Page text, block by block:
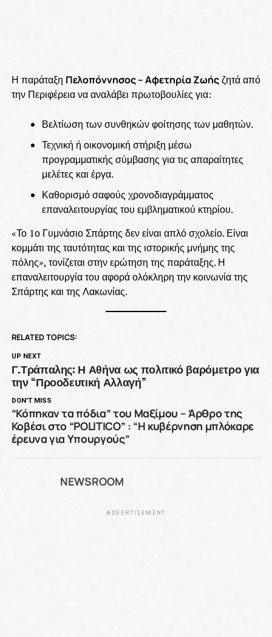
Η παράταξη Πελοπόννησος – Αφετηρία Ζωήςζητά από
την Περιφέρεια να αναλάβει πρωτοβουλίες για:
Βελτίωση των συνθηκών φοίτησης των μαθητών.
Τεχνική ή οικονομική στήριξη μέσω
προγραμματικής σύμβασης για τις απαραίτητες
μελέτες και έργα.
Καθορισμό σαφούς χρονοδιαγράμματος
επαναλειτουργίας του εμβληματικού κτηρίου.
«Το 1ο Γυμνάσιο Σπάρτης δεν είναι απλό σχολείο. Είναι
κομμάτι της ταυτότητας και της ιστορικής μνήμης της
πόλης», τονίζεται στην ερώτηση της παράταξης. Η
επαναλειτουργία του αφορά ολόκληρη την κοινωνία της
Σπάρτης και της Λακωνίας.
RELATED TOPICS:
UP NEXT
Γ.Τράπαλης: Η Αθήνα ως πολιτικό βαρόμετρο για
την “Προοδευτική Αλλαγή”
DON'T MISS
“Κόπηκαν τα πόδια” του Μαξίμου – Άρθρο της
Κοβέσι στο “POLITICO” : “Η κυβέρνηση μπλόκαρε
έρευνα για Υπουργούς”
NEWSROOM
ADVERTISEMENT